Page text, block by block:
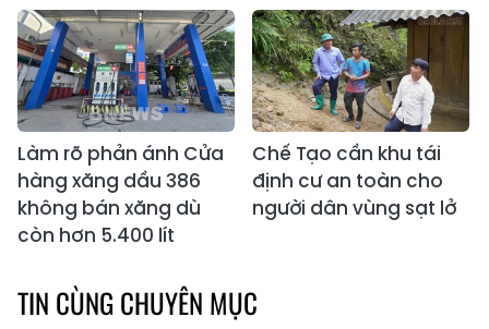
Làm rõ phản ánh Cửa
hàng xăng dầu 386
không bán xăng dù
còn hơn 5.400 lít
Chế Tạo cần khu tái
định cư an toàn cho
người dân vùng sạt lở
TIN CÙNG CHUYÊN MỤC